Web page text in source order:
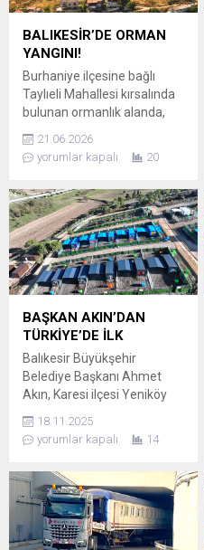
BALIKESİR’DE ORMAN
YANGINI!
Burhaniye ilçesine bağlı
Taylıeli Mahallesi kırsalında
bulunan ormanlık alanda,
belirlenemeyen bir
sebepten dolayı yangın çıktı.
müdahale yapıldı. Kısa
sürede büyüyen ve çevre
sakinleri arasında büyük bir
korku ve tedirginliğe yol
açan yangına karşı, orman
ve itfaiye ekipleri tarafından
zamanla yarışılan kapsamlı
bir müdahale...
21.06.2026
yorumlar kapalı
20
BAŞKAN AKIN’DAN
TÜRKİYE’DE İLK
Balıkesir Büyükşehir
Belediye Başkanı Ahmet
Akın, Karesi ilçesi Yeniköy
Mahallesi’nde, Türkiye’ye
örnek olacak öncü bir projeyi
hayata geçiriyor: Can Dost
75.000 metrekare alanda
kurulan tesis, özellikle özel
gereksinimli patili dostlar
için hazırlanan sosyalleşme
18.11.2025
yorumlar kapalı
14